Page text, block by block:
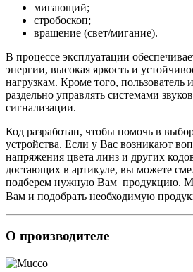
мигающий;
стробоскоп;
вращение (свет/мигание).
В процессе эксплуатации
энергии, высокая яркость и
нагрузкам. Кроме того, пользователь
раздельно управлять системами
сигнализации.
Код разработан, чтобы помочь в
устройства. Если у Вас возникают
напряжения цвета линз и других
достающих в артикуле, вы можете
подберем нужную Вам продукцию.
Вам и подобрать необходимую
О производителе